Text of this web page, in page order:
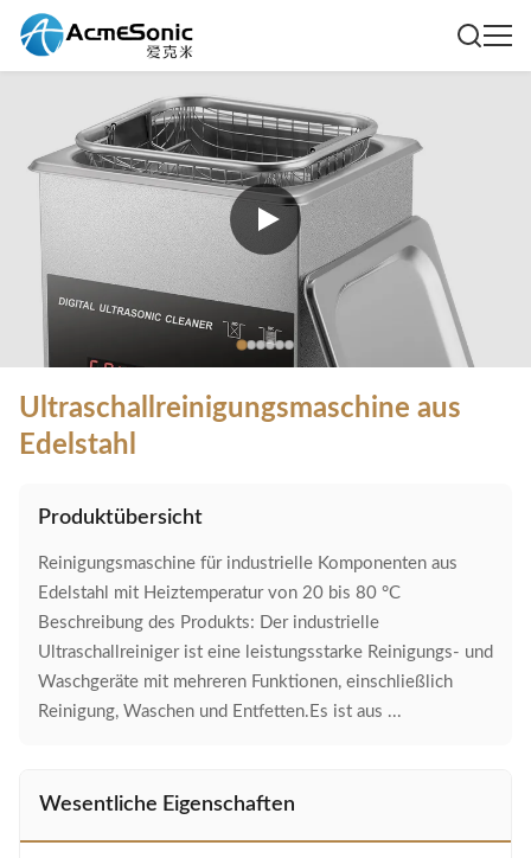
Ultraschallreinigungsmaschine aus
Edelstahl
Produktübersicht
Reinigungsmaschine für industrielle Komponenten aus
Edelstahl mit Heiztemperatur von 20 bis 80 °C
Beschreibung des Produkts: Der industrielle
Ultraschallreiniger ist eine leistungsstarke Reinigungs- und
Waschgeräte mit mehreren Funktionen, einschließlich
Reinigung, Waschen und Entfetten.Es ist aus ...
Wesentliche Eigenschaften